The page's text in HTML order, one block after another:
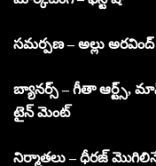
సమర్పణ – అల్లు అరవింద్
బ్యానర్స్ – గీతా ఆర్ట్స్,
టైన్ మెంట్
నిర్మాతలు – ధీరజ్